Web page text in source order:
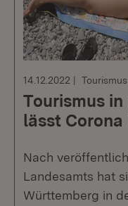
14.12.2022 Tourismus
Tourismus
lässt
Nach
Landesamts hat
Württemberg in